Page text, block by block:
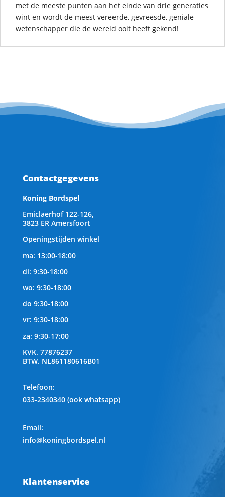
met de meeste punten aan het einde van drie generaties
wint en wordt de meest vereerde, gevreesde, geniale
wetenschapper die de wereld ooit heeft gekend!
Contactgegevens
Koning Bordspel
Emiclaerhof 122-126,
3823 ER Amersfoort
Openingstijden winkel
ma: 13:00-18:00
di: 9:30-18:00
wo: 9:30-18:00
do 9:30-18:00
vr: 9:30-18:00
za: 9:30-17:00
KVK. 77876237
BTW. NL861180616B01
Telefoon:
033-2340340 (ook whatsapp)
Email:
info@koningbordspel.nl
Klantenservice